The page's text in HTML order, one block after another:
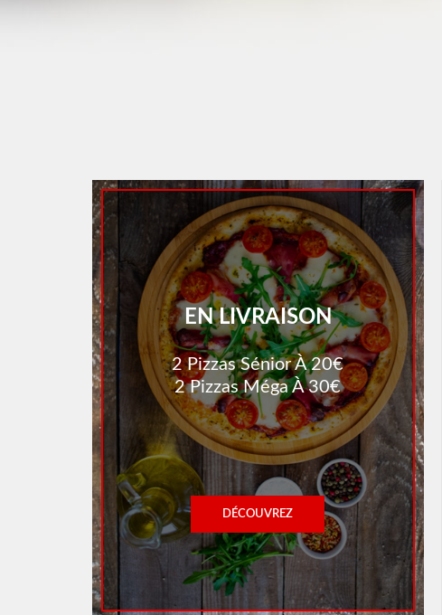
EN LIVRAISON
2 Pizzas Sénior À 20€
2 Pizzas Méga À 30€
DÉCOUVREZ